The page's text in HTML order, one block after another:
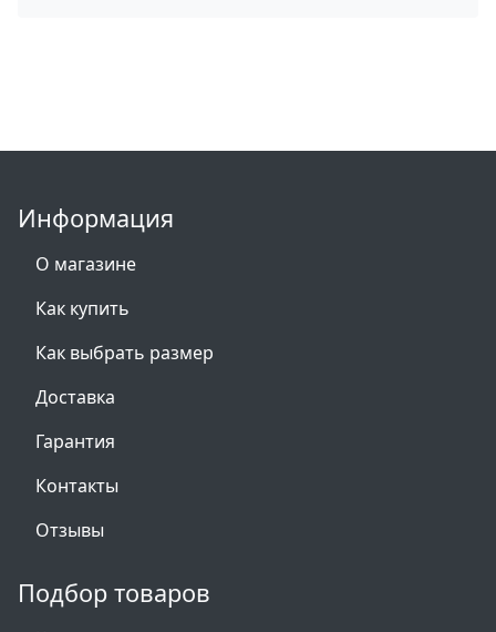
Информация
О магазине
Как купить
Как выбрать размер
Доставка
Гарантия
Контакты
Отзывы
Подбор товаров